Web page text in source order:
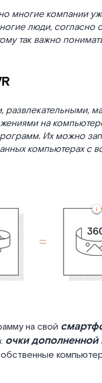
многие компании
люди, согласно
так важно
развлекательными,
на
Их можно
компьютерах с
на свой
очки